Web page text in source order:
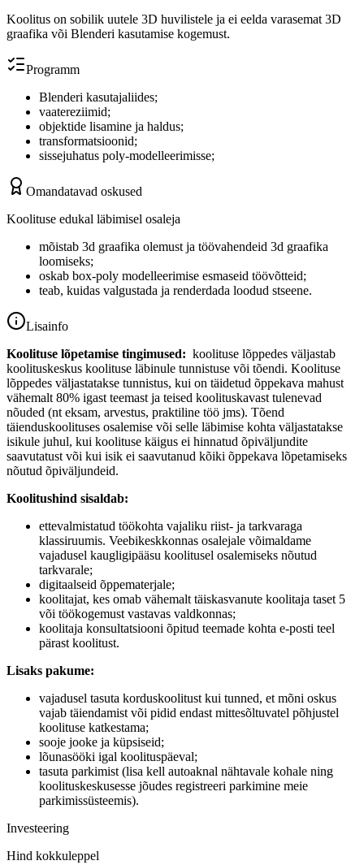
Koolitus on sobilik uutele 3D huvilistele ja ei eelda varasemat 3D
graafika või Blenderi kasutamise kogemust.
Programm
Blenderi kasutajaliides;
vaatereziimid;
objektide lisamine ja haldus;
transformatsioonid;
sissejuhatus poly-modelleerimisse;
Omandatavad oskused
Koolituse edukal läbimisel osaleja
mõistab 3d graafika olemust ja töövahendeid 3d graafika
loomiseks;
oskab box-poly modelleerimise esmaseid töövõtteid;
teab, kuidas valgustada ja renderdada loodud stseene.
Lisainfo
Koolituse lõpetamise tingimused: koolituse lõppedes väljastab
koolituskeskus koolituse läbinule tunnistuse või tõendi. Koolituse
lõppedes väljastatakse tunnistus, kui on täidetud õppekava mahust
vähemalt 80% igast teemast ja teised koolituskavast tulenevad
nõuded (nt eksam, arvestus, praktiline töö jms). Tõend
täienduskoolituses osalemise või selle läbimise kohta väljastatakse
isikule juhul, kui koolituse käigus ei hinnatud õpiväljundite
saavutatust või kui isik ei saavutanud kõiki õppekava lõpetamiseks
nõutud õpiväljundeid.
Koolitushind sisaldab:
ettevalmistatud töökohta vajaliku riist- ja tarkvaraga
klassiruumis. Veebikeskkonnas osalejale võimaldame
vajadusel kaugligipääsu koolitusel osalemiseks nõutud
tarkvarale;
digitaalseid õppematerjale;
koolitajat, kes omab vähemalt täiskasvanute koolitaja taset 5
või töökogemust vastavas valdkonnas;
koolitaja konsultatsiooni õpitud teemade kohta e-posti teel
pärast koolitust.
Lisaks pakume:
vajadusel tasuta korduskoolitust kui tunned, et mõni oskus
vajab täiendamist või pidid endast mittesõltuvatel põhjustel
koolituse katkestama;
sooje jooke ja küpsiseid;
lõunasööki igal koolituspäeval;
tasuta parkimist (lisa kell autoaknal nähtavale kohale ning
koolituskeskusesse jõudes registreeri parkimine meie
parkimissüsteemis).
Investeering
Hind kokkuleppel